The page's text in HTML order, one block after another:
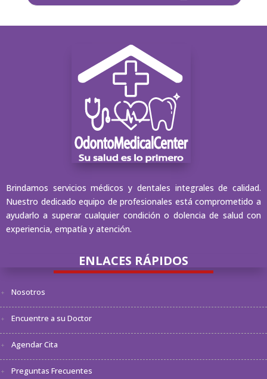
Brindamos servicios médicos y dentales integrales de calidad.
Nuestro dedicado equipo de profesionales está comprometido a
ayudarlo a superar cualquier condición o dolencia de salud con
experiencia, empatía y atención.
ENLACES RÁPIDOS
Nosotros
Encuentre a su Doctor
Agendar Cita
Preguntas Frecuentes